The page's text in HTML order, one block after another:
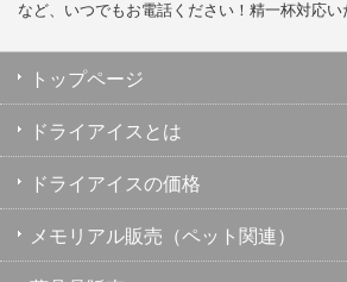
など、いつでもお電話ください！精一杯対応い
トップページ
ドライアイスとは
ドライアイスの価格
メモリアル販売（ペット関連）